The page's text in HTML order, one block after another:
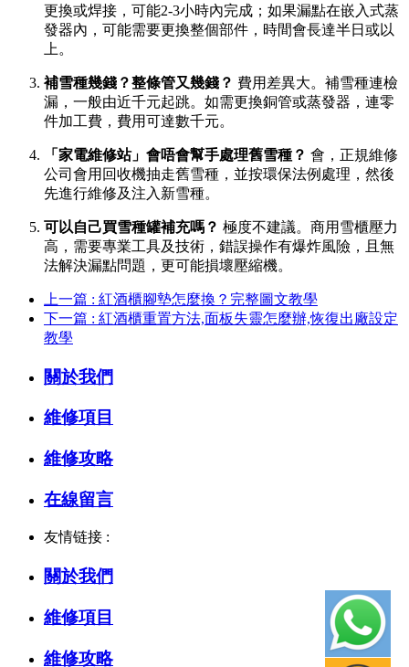
更換或焊接，可能2-3小時內完成；如果漏點在嵌入式蒸
發器內，可能需要更換整個部件，時間會長達半日或以
上。
補雪種幾錢？整條管又幾錢？ ​ 費用差異大。補雪種連檢
漏，一般由近千元起跳。如需更換銅管或蒸發器，連零
件加工費，費用可達數千元。
「家電維修站」會唔會幫手處理舊雪種？ ​ 會，正規維修
公司會用回收機抽走舊雪種，並按環保法例處理，然後
先進行維修及注入新雪種。
可以自己買雪種罐補充嗎？ ​ 極度不建議。商用雪櫃壓力
高，需要專業工具及技術，錯誤操作有爆炸風險，且無
法解決漏點問題，更可能損壞壓縮機。
上一篇 : 紅酒櫃腳墊怎麼換？完整圖文教學
下一篇 : 紅酒櫃重置方法,面板失靈怎麼辦,恢復出廠設定
教學
關於我們
維修項目
維修攻略
在線留言
友情链接 :
關於我們
維修項目
維修攻略